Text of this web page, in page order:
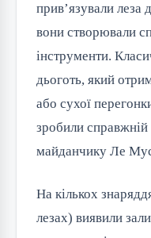
прив’язували леза
вони створювали
інструменти.
дьоготь, який
або сухої
зробили
майданчику Ле
На кількох
лезах) виявили